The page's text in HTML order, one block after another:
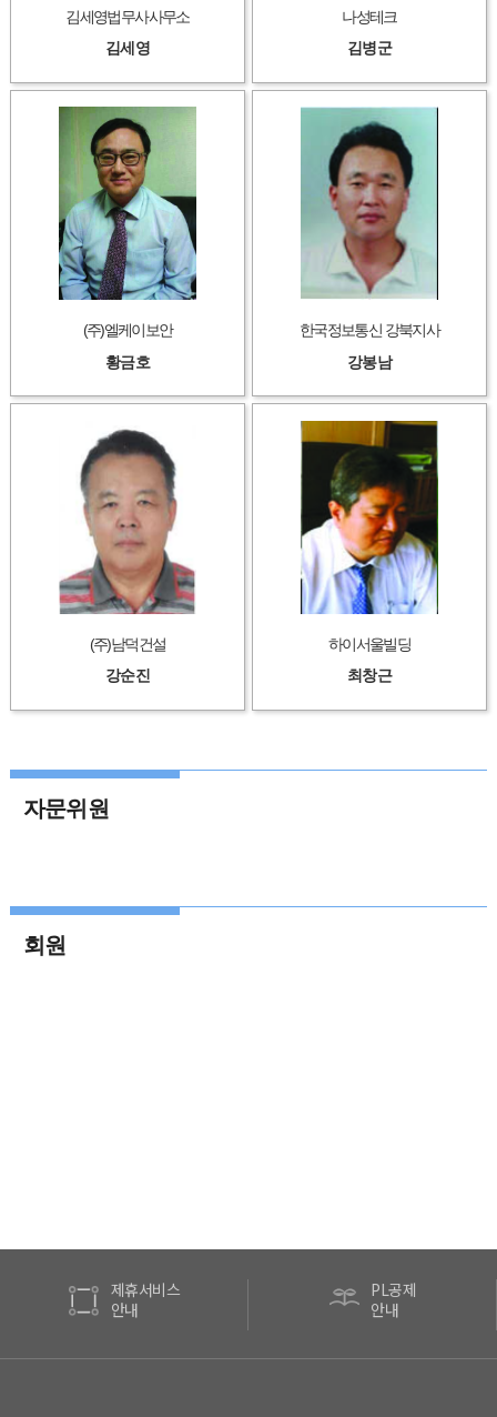
김세영법무사사무소
김세영
나성테크
김병군
(주)엘케이보안
황금호
한국정보통신 강북지사
강봉남
(주)남덕건설
강순진
하이서울빌딩
최창근
자문위원
회원
제휴서비스
안내
PL공제
안내